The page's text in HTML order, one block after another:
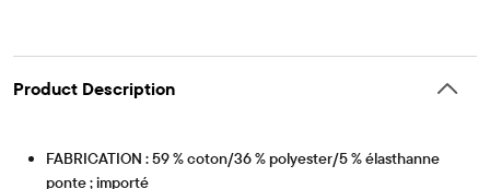
Product Description
FABRICATION : 59 % coton/36 % polyester/5 % élasthanne
ponte ; importé